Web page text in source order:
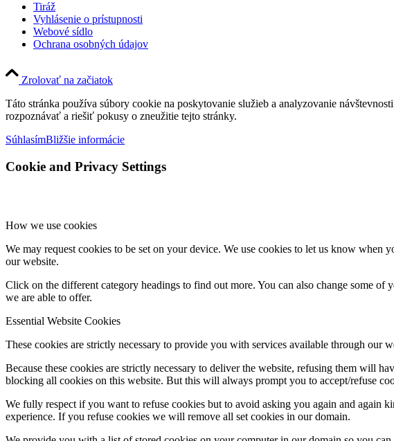
Tiráž
Vyhlásenie o prístupnosti
Webové sídlo
Ochrana osobných údajov
Zrolovať na začiatok
Táto stránka používa súbory cookie na poskytovanie služieb a analyzovanie
rozpoznávať a riešiť pokusy o zneužitie tejto stránky.
SúhlasímBližšie informácie
Cookie and Privacy Settings
How we use cookies
We may request cookies to be set on your device. We use cookies to let us know
our website.
Click on the different category headings to find out more. You can also change some
we are able to offer.
Essential Website Cookies
These cookies are strictly necessary to provide you with services available through our
Because these cookies are strictly necessary to deliver the website, refusing them will
blocking all cookies on this website. But this will always prompt you to accept/refuse
We fully respect if you want to refuse cookies but to avoid asking you again and again
experience. If you refuse cookies we will remove all set cookies in our domain.